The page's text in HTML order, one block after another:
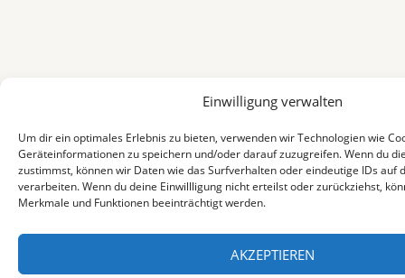
Einwilligung verwalten
Um dir ein optimales Erlebnis zu bieten, verwenden wir Technologien wie
Geräteinformationen zu speichern und/oder darauf zuzugreifen. Wenn du
zustimmst, können wir Daten wie das Surfverhalten oder eindeutige IDs auf
verarbeiten. Wenn du deine Einwillligung nicht erteilst oder zurückziehst,
Merkmale und Funktionen beeinträchtigt werden.
AKZEPTIEREN